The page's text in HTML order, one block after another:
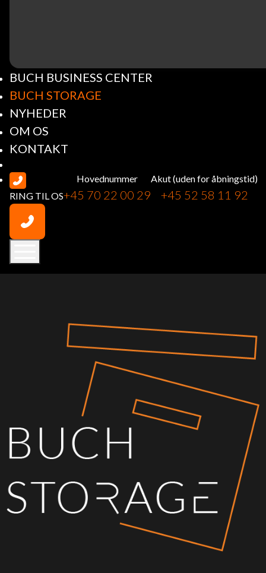
BUCH BUSINESS CENTER
BUCH STORAGE
NYHEDER
OM OS
KONTAKT
RING TIL OS
Hovednummer
+45 70 22 00 29
Akut (uden for åbningstid)
+45 52 58 11 92